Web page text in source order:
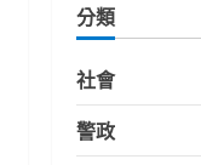
分類
社會
警政